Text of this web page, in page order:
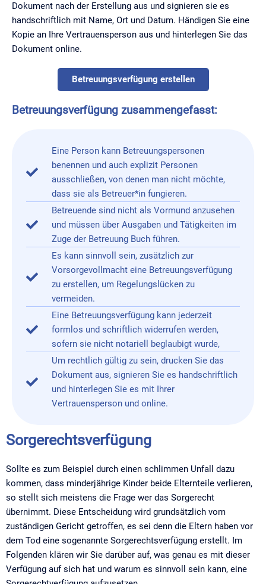
Dokument nach der Erstellung aus und signieren sie es
handschriftlich mit Name, Ort und Datum. Händigen Sie eine
Kopie an Ihre Vertrauensperson aus und hinterlegen Sie das
Dokument online.
Betreuungsverfügung erstellen
Betreuungsverfügung zusammengefasst:
Eine Person kann Betreuungspersonen
benennen und auch explizit Personen
ausschließen, von denen man nicht möchte,
dass sie als Betreuer*in fungieren.
Betreuende sind nicht als Vormund anzusehen
und müssen über Ausgaben und Tätigkeiten im
Zuge der Betreuung Buch führen.
Es kann sinnvoll sein, zusätzlich zur
Vorsorgevollmacht eine Betreuungsverfügung
zu erstellen, um Regelungslücken zu
vermeiden.
Eine Betreuungsverfügung kann jederzeit
formlos und schriftlich widerrufen werden,
sofern sie nicht notariell beglaubigt wurde,
Um rechtlich gültig zu sein, drucken Sie das
Dokument aus, signieren Sie es handschriftlich
und hinterlegen Sie es mit Ihrer
Vertrauensperson und online.
Sorgerechtsverfügung
Sollte es zum Beispiel durch einen schlimmen Unfall dazu
kommen, dass minderjährige Kinder beide Elternteile verlieren,
so stellt sich meistens die Frage wer das Sorgerecht
übernimmt. Diese Entscheidung wird grundsätzlich vom
zuständigen Gericht getroffen, es sei denn die Eltern haben vor
dem Tod eine sogenannte Sorgerechtsverfügung erstellt. Im
Folgenden klären wir Sie darüber auf, was genau es mit dieser
Verfügung auf sich hat und warum es sinnvoll sein kann, eine